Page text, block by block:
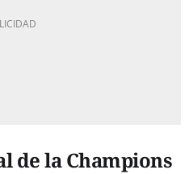
de la Champions